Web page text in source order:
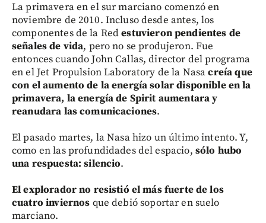
La primavera en el sur marciano comenzó en
noviembre de 2010. Incluso desde antes, los
componentes de la Redestuvieron pendientes de
señales de vida, pero no se produjeron. Fue
entonces cuando John Callas, director del programa
en el Jet Propulsion Laboratory de la Nasacreía que
con el aumento de la energía solar disponible en la
primavera, la energía de Spirit aumentara y
reanudara las comunicaciones.
El pasado martes, la Nasa hizo un último intento. Y,
como en las profundidades del espacio, sólo hubo
una respuesta: silencio.
El explorador no resistió el más fuerte de los
cuatro inviernos que debió soportar en suelo
marciano.